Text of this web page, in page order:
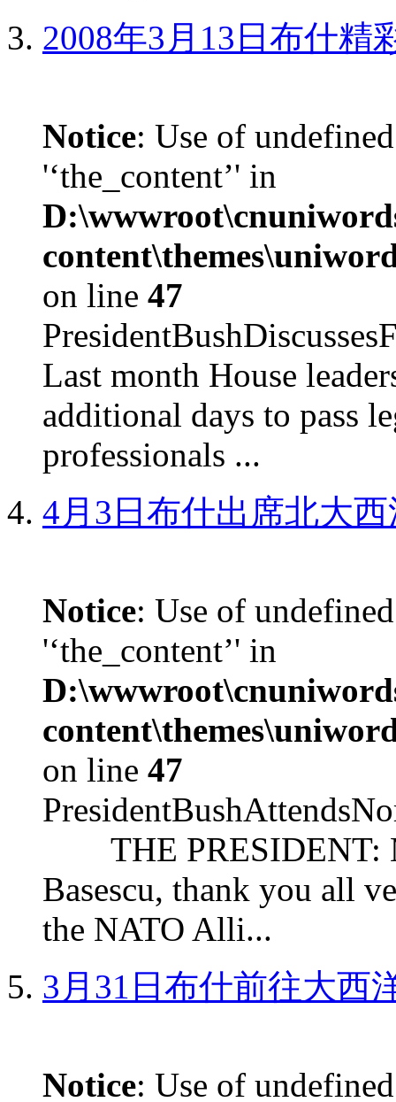
2008年3月13日布什精
Notice: Use of
'‘the_content’' in
on line 47
Last month House
additional days to pass
professionals ...
4月3日布什出席北大
Notice: Use of
'‘the_content’' in
on line 47
THE PRESIDENT:
Basescu, thank you all
the NATO Alli...
3月31日布什前往大西
Notice: Use of